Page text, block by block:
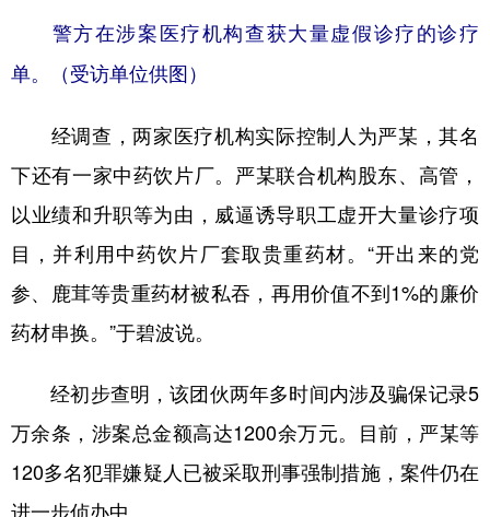
警方在涉案医疗机构查获大量虚假诊疗的诊疗
单。（受访单位供图）
经调查，两家医疗机构实际控制人为严某，其名
下还有一家中药饮片厂。严某联合机构股东、高管，
以业绩和升职等为由，威逼诱导职工虚开大量诊疗项
目，并利用中药饮片厂套取贵重药材。“开出来的党
参、鹿茸等贵重药材被私吞，再用价值不到1%的廉价
药材串换。”于碧波说。
经初步查明，该团伙两年多时间内涉及骗保记录5
万余条，涉案总金额高达1200余万元。目前，严某等
120多名犯罪嫌疑人已被采取刑事强制措施，案件仍在
进一步侦办中。